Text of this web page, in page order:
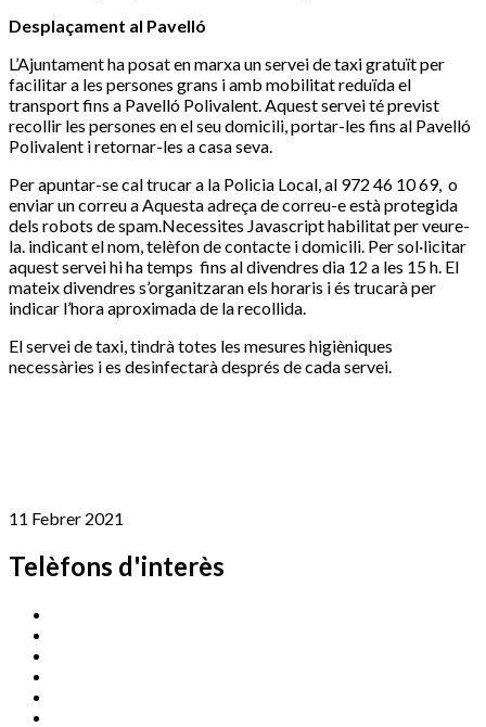
Desplaçament al Pavelló
L’Ajuntament ha posat en marxa un servei de taxi gratuït per
facilitar a les persones grans i amb mobilitat reduïda el
transport fins a Pavelló Polivalent. Aquest servei té previst
recollir les persones en el seu domicili, portar-les fins al Pavelló
Polivalent i retornar-les a casa seva.
Per apuntar-se cal trucar a la Policia Local, al 972 46 10 69, o
enviar un correu aAquesta adreça de correu-e està protegida
dels robots de spam.Necessites Javascript habilitat per veure-
la. indicant el nom, telèfon de contacte i domicili. Per sol·licitar
aquest servei hi ha temps fins al divendres dia 12 a les 15 h. El
mateix divendres s’organitzaran els horaris i és trucarà per
indicar l’hora aproximada de la recollida.
El servei de taxi, tindrà totes les mesures higièniques
necessàries i es desinfectarà després de cada servei.
11 Febrer 2021
Telèfons d'interès